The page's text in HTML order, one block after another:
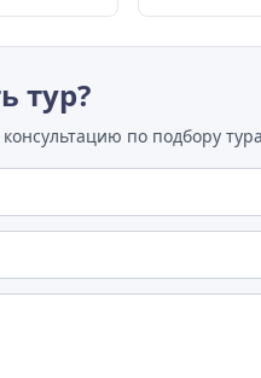
тур?
по подбору